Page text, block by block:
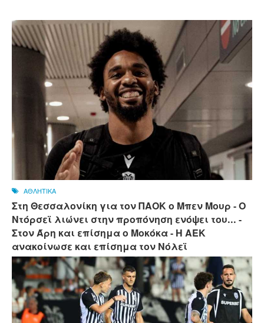
ΑΘΛΗΤΙΚΑ
Στη Θεσσαλονίκη για τον ΠΑΟΚ ο Μπεν Μουρ - Ο
Ντόρσεϊ λιώνει στην προπόνηση ενόψει του... -
Στον Άρη και επίσημα ο Μοκόκα - Η ΑΕΚ
ανακοίνωσε και επίσημα τον Νόλεϊ